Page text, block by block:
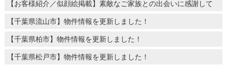
【お客様紹介／似顔絵掲載】素敵なご家族との出会いに感謝して
【千葉県流山市】物件情報を更新しました！
【千葉県柏市】物件情報を更新しました！
【千葉県松戸市】物件情報を更新しました！